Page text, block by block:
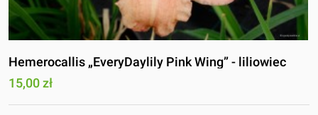
Hemerocallis „EveryDaylily Pink Wing” - liliowiec
15,00 zł